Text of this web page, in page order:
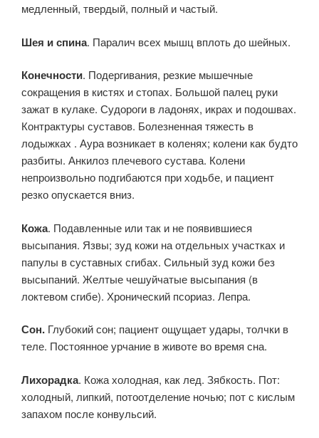
медленный, твердый, полный и частый.
Шея и спина. Паралич всех мышц вплоть до шейных.
Конечности. Подергивания, резкие мышечные
сокращения в кистях и стопах. Большой палец руки
зажат в кулаке. Судороги в ладонях, икрах и подошвах.
Контрактуры суставов. Болезненная тяжесть в
лодыжках . Аура возникает в коленях; колени как будто
разбиты. Анкилоз плечевого сустава. Колени
непроизвольно подгибаются при ходьбе, и пациент
резко опускается вниз.
Кожа. Подавленные или так и не появившиеся
высыпания. Язвы; зуд кожи на отдельных участках и
папулы в суставных сгибах. Сильный зуд кожи без
высыпаний. Желтые чешуйчатые высыпания (в
локтевом сгибе). Хронический псориаз. Лепра.
Сон. Глубокий сон; пациент ощущает удары, толчки в
теле. Постоянное урчание в животе во время сна.
Лихорадка. Кожа холодная, как лед. Зябкость. Пот:
холодный, липкий, потоотделение ночью; пот с кислым
запахом после конвульсий.